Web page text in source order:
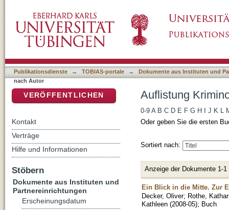
Publikationsdienste → TOBIAS-portale →
Dokumente aus Instituten und
nach Autor
Auflistung
0-9 A B C D E F G H J K L
Oder geben Sie die ersten
Sortiert nach:
Anzeige der Dokumente 1-1
Ein Blick in die Mitte. Zur
Decker, Oliver; Rothe,
Kathleen (2008-05); Buch
VERÖFFENTLICHEN
Kontakt
Verträge
Hilfe und Informationen
Stöbern
Dokumente aus Instituten und
Partnereinrichtungen
Erscheinungsdatum